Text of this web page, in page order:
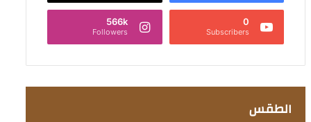
0
Subscribers
566k
Followers
الطقس